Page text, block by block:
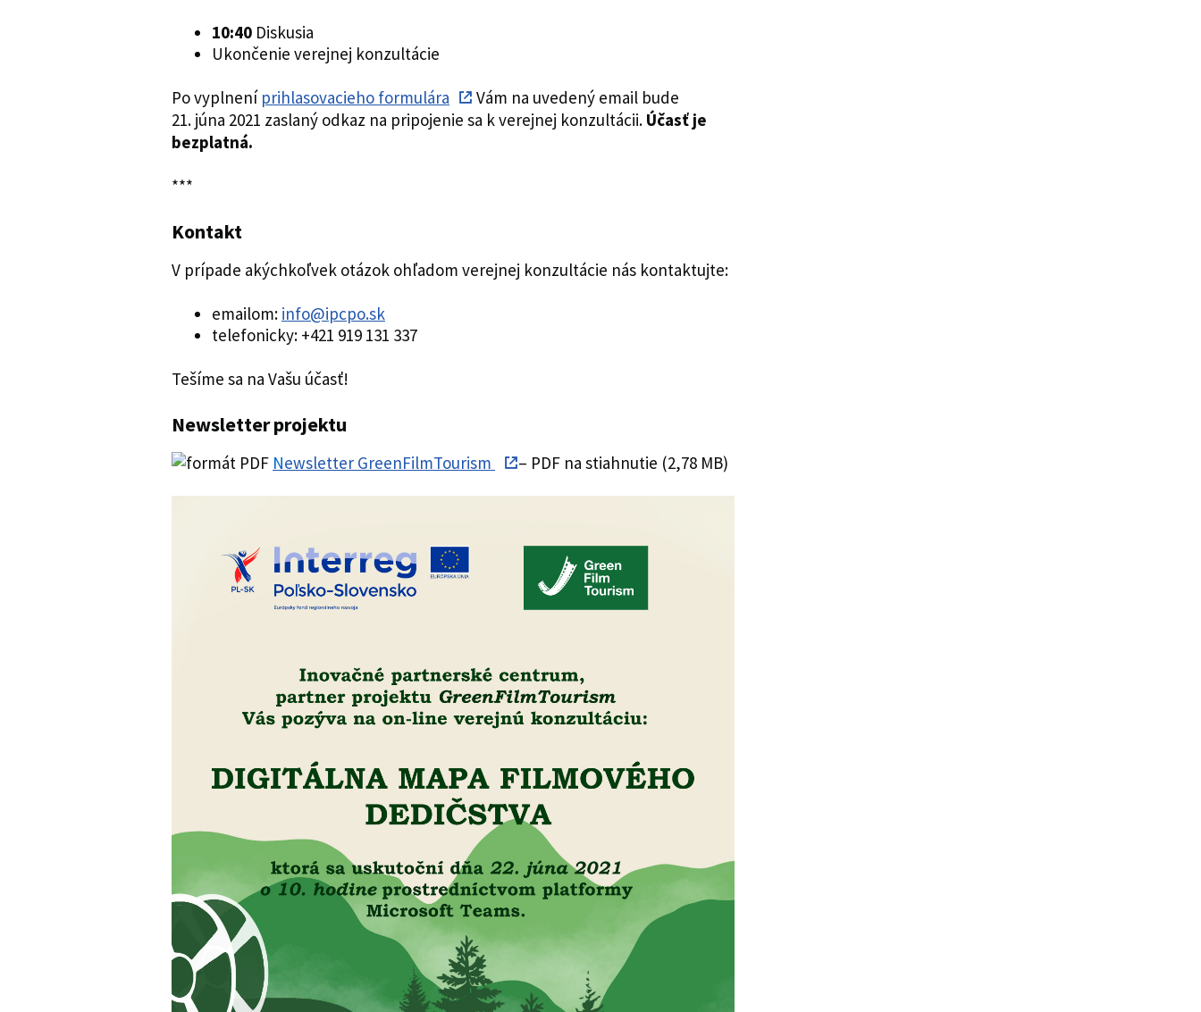
10:40 Diskusia
Ukončenie verejnej konzultácie
Po vyplnení prihlasovacieho formulára
Vám na uvedený email bude
21. júna 2021 zaslaný odkaz na pripojenie sa k verejnej konzultácii. Účasť je
bezplatná.
***
Kontakt
V prípade akýchkoľvek otázok ohľadom verejnej konzultácie nás kontaktujte:
emailom: info@ipcpo.sk
telefonicky: +421 919 131 337
Tešíme sa na Vašu účasť!
Newsletter projektu
Newsletter GreenFilmTourism – PDF na stiahnutie (2,78 MB)